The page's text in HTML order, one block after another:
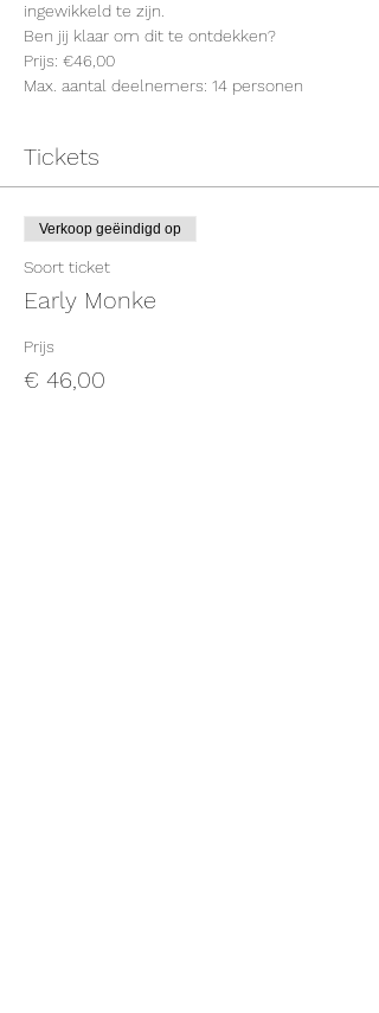
ingewikkeld te zijn.
Ben jij klaar om dit te ontdekken?
Prijs: €46,00
Max. aantal deelnemers: 14 personen
Tickets
Verkoop geëindigd op
Soort ticket
Early Monke
Prijs
€ 46,00